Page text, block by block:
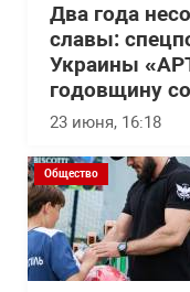
Два года
славы:
Украины
годовщину
23 июня, 16:18
Общество